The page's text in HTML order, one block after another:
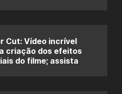
Cut: Vídeo incrível
criação dos efeitos
do filme; assista